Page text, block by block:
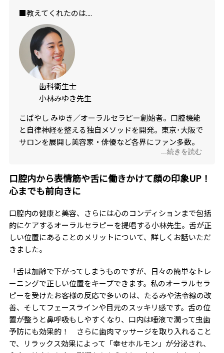
■教えてくれたのは....
歯科衛生士
小林みゆき先生
こばやし みゆき／オーラルセラピー創始者。口腔機能
と自律神経を整える独自メソッドを開発。東京･大阪で
サロンを展開し美容家・俳優など各界にファン多数。
...続きを読む
口腔内から表情筋や舌に働きかけて顔の印象UP！
心までも前向きに
口腔内の健康と美容、さらには心のコンディションまで包括
的にケアするオーラルセラピーを提唱する小林先生。舌が正
しい位置にあることのメリットについて、詳しくお話いただ
きました。
「舌は加齢で下がってしまうものですが、日々の簡単なトレ
ーニングで正しい位置をキープできます。私のオーラルセラ
ピーを受けたお客様の反応で多いのは、たるみや法令線の改
善、そしてフェースラインや目元のスッキリ感です。舌の位
置が整うと鼻呼吸もしやすくなり、口内は唾液で潤って虫歯
予防にも効果的！ さらに歯肉マッサージを取り入れること
で、リラックス効果によって「幸せホルモン」が分泌され、